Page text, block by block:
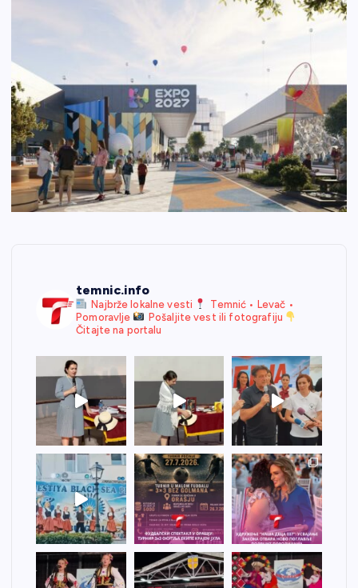
temnic.info
Najbrže lokalne vesti
Temnić • Levač •
Pomoravlje
Pošaljite vest ili fotografiju
Čitajte na portalu